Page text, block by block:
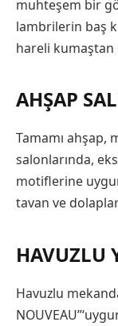
muhteşem bir
lambrilerin baş
hareli kumaştan
AHŞAP
Tamamı ahşap,
salonlarında,
motiflerine
tavan ve
HAVUZLU
Havuzlu